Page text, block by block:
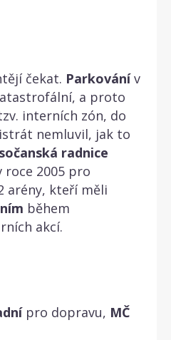
čekat. Parkovánív
a proto
interních zón, do
nemluvil, jak to
radnice
roce 2005 pro
arény, kteří měli
během
akcí.
pro dopravu, MČ